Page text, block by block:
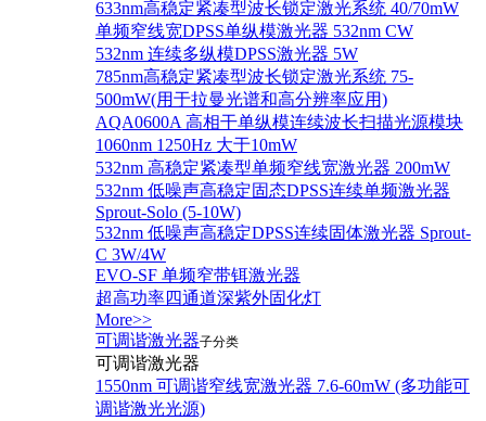
633nm高稳定紧凑型波长锁定激光系统 40/70mW
单频窄线宽DPSS单纵模激光器 532nm CW
532nm 连续多纵模DPSS激光器 5W
785nm高稳定紧凑型波长锁定激光系统 75-
500mW(用于拉曼光谱和高分辨率应用)
AQA0600A 高相干单纵模连续波长扫描光源模块
1060nm 1250Hz 大于10mW
532nm 高稳定紧凑型单频窄线宽激光器 200mW
532nm 低噪声高稳定固态DPSS连续单频激光器
Sprout‐Solo (5-10W)
532nm 低噪声高稳定DPSS连续固体激光器 Sprout-
C 3W/4W
EVO-SF 单频窄带铒激光器
超高功率四通道深紫外固化灯
More>>
可调谐激光器子分类
可调谐激光器
1550nm 可调谐窄线宽激光器 7.6-60mW (多功能可
调谐激光光源)